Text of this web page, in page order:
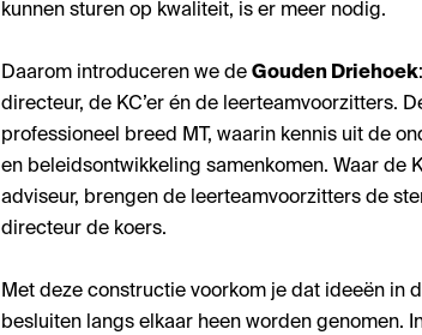
kunnen sturen op kwaliteit, is er meer nodig.
Daarom introduceren we de Gouden Driehoek
directeur, de KC’er én de leerteamvoorzitters.
professioneel breed MT, waarin kennis uit de
en beleidsontwikkeling samenkomen. Waar de
adviseur, brengen de leerteamvoorzitters de
directeur de koers.
Met deze constructie voorkom je dat ideeën in
besluiten langs elkaar heen worden genomen.